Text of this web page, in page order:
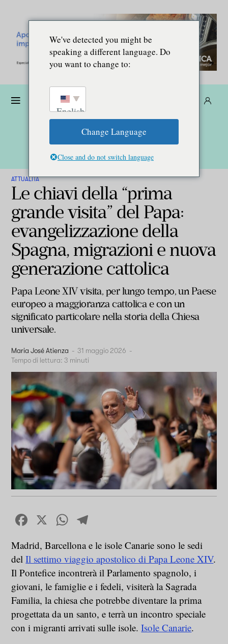
ATTUALITÀ
Le chiavi della “prima
grande visita” del Papa:
evangelizzazione della
Spagna, migrazioni e nuova
generazione cattolica
Papa Leone XIV visita, per lungo tempo, un Paese
europeo a maggioranza cattolica e con un
significato particolare nella storia della Chiesa
universale.
Maria José Atienza - 31 maggio 2026 -
Tempo di lettura: 3 minuti
Facebook
X WhatsApp
Madrid, Barcellona e le isole Canarie sono le sedi
delIl settimo viaggio apostolico di Papa Leone XIV.
Il Pontefice incontrerà il Parlamento spagnolo, i
giovani, le famiglie e i fedeli, visiterà la Sagrada
Familia, la chiesa che potrebbe diventare la prima
progettata da un santo, e terrà un incontro speciale
con i migranti arrivati sulle isole.Isole Canarie.
We've detected you might be
speaking a different language. Do
you want to change to:
English
Change Language
Close and do not switch language